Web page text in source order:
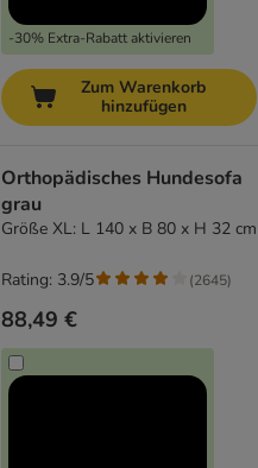
-30% Extra-Rabatt aktivieren
Zum Warenkorb
hinzufügen
Orthopädisches Hundesofa
grau
Größe XL: L 140 x B 80 x H 32 cm
88,49 €
Rating: 3.9/5 (2645)